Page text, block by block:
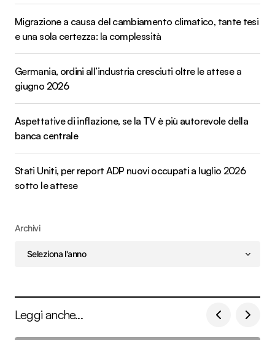
Migrazione a causa del cambiamento climatico, tante tesi
e una sola certezza: la complessità
Germania, ordini all’industria cresciuti oltre le attese a
giugno 2026
Aspettative di inflazione, se la TV è più autorevole della
banca centrale
Stati Uniti, per report ADP nuovi occupati a luglio 2026
sotto le attese
Archivi
Leggi anche...